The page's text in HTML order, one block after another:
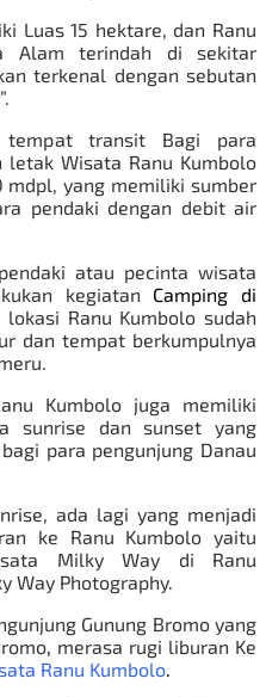
Luas 15 hektare, dan Ranu
Alam terindah di sekitar
terkenal dengan sebutan
tempat transit Bagi para
letak Wisata Ranu Kumbolo
yang memiliki sumber
pendaki dengan debit air
atau pecinta wisata
kegiatan Camping di
Ranu Kumbolo sudah
dan tempat berkumpulnya
Kumbolo juga memiliki
sunrise dan sunset yang
para pengunjung Danau
ada lagi yang menjadi
ke Ranu Kumbolo yaitu
Milky Way di Ranu
Way Photography.
Gunung Bromo yang
merasa rugi liburan Ke
Ranu Kumbolo